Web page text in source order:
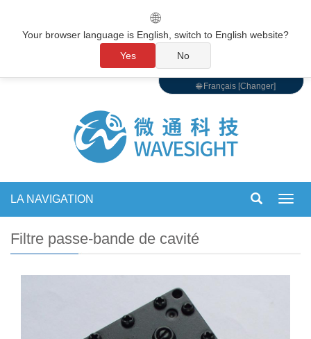
🌐 Français [Changer]
LA NAVIGATION
Filtre passe-bande de cavité
🌐
Your browser language is English, switch to English website?
Yes
No